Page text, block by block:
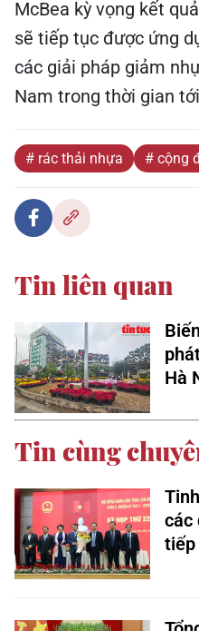
McBea kỳ vọng kết
sẽ tiếp tục được ứng
các giải pháp giảm
Nam trong thời gian
# rác thải nhựa # cộng
Tin liên quan
Hà
Tin cùng
các
tiếp